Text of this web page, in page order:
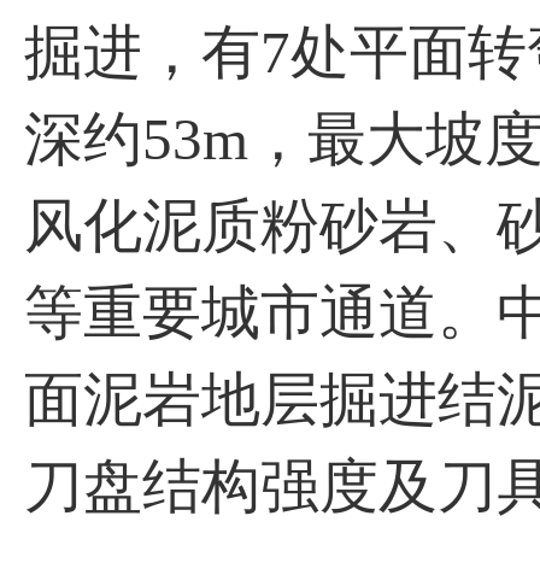
掘进，有7处平面
深约53m，最大坡
风化泥质粉砂岩、
等重要城市通道。
面泥岩地层掘进结
刀盘结构强度及刀